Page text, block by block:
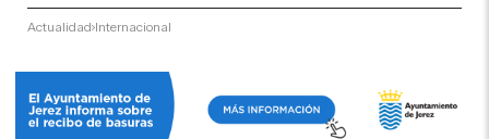
Actualidad Internacional